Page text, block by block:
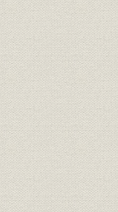
あとで 昭和11年
昭和15年
(38歳) 大正8年
場配置 大正12年